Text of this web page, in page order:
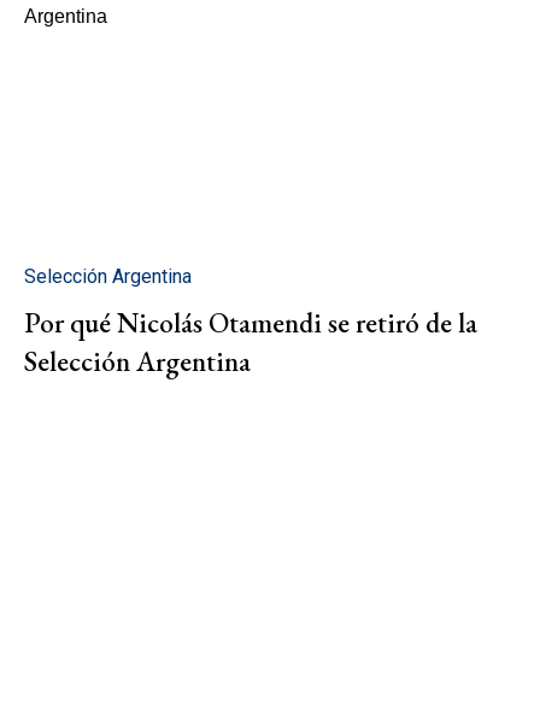
Selección Argentina
Por qué Nicolás Otamendi se retiró de la
Selección Argentina